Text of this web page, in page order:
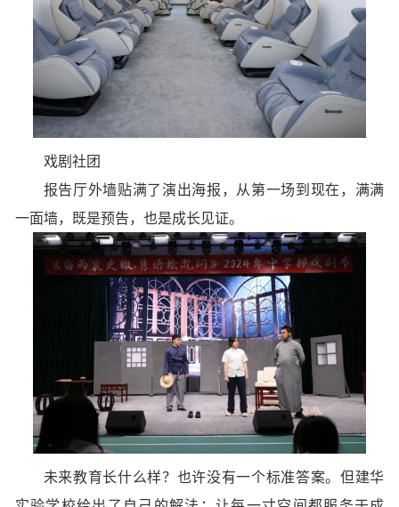
戏剧社团
报告厅外墙贴满了演出海报，从第一场到现在，满满
一面墙，既是预告，也是成长见证。
未来教育长什么样？ 也许没有一个标准答案。 但建华